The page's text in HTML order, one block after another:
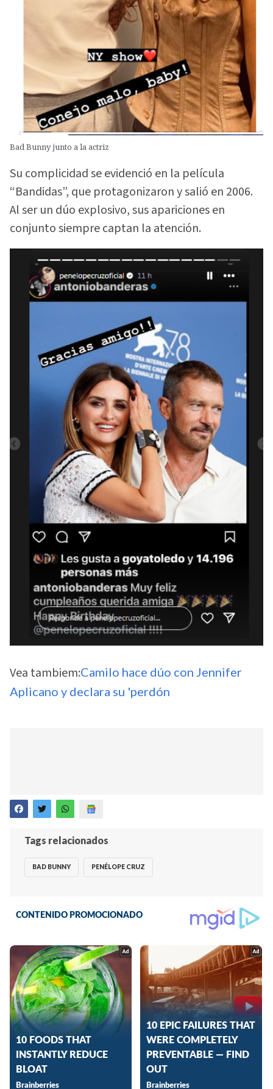
Bad Bunny junto a la actriz
Su complicidad se evidenció en la película
“Bandidas”, que protagonizaron y salió en 2006.
Al ser un dúo explosivo, sus apariciones en
conjunto siempre captan la atención.
Vea tambiem:Camilo hace dúo con Jennifer
Aplicano y declara su 'perdón
Tags relacionados
BAD BUNNY PENÉLOPE CRUZ